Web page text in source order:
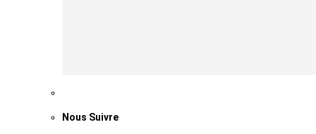
Nous Suivre